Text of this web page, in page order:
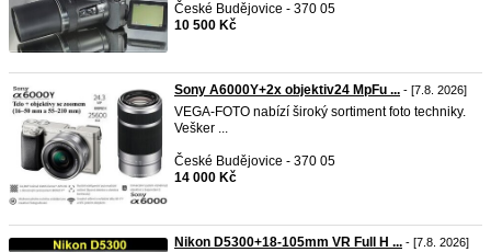
České Budějovice - 370 05
10 500 Kč
Sony A6000Y+2x objektiv24 MpFu ... - [7.8. 2026]
VEGA-FOTO nabízí široký sortiment foto techniky.
Vešker ...
České Budějovice - 370 05
14 000 Kč
Nikon D5300+18-105mm VR Full H ... - [7.8. 2026]